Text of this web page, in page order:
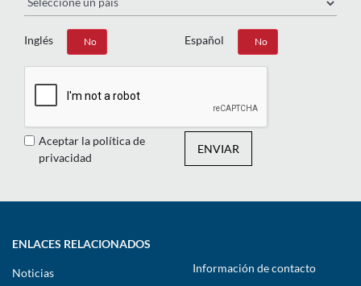
Inglés
Sí No Español
Sí No
Aceptar la política de
privacidad
ENVIAR
ENLACES RELACIONADOS
Noticias Información de contacto